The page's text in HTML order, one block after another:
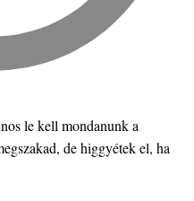
le kell mondanunk a
de higgyétek el, ha